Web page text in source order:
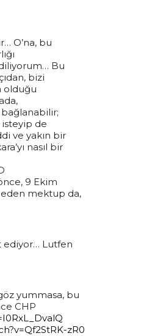
O’na, bu
diliyorum… Bu
bizi
olduğu
isteyip de
ve yakın bir
nasıl bir
9 Ekim
eden mektup da,
ediyor… Lutfen
yummasa, bu
CHP
zR0